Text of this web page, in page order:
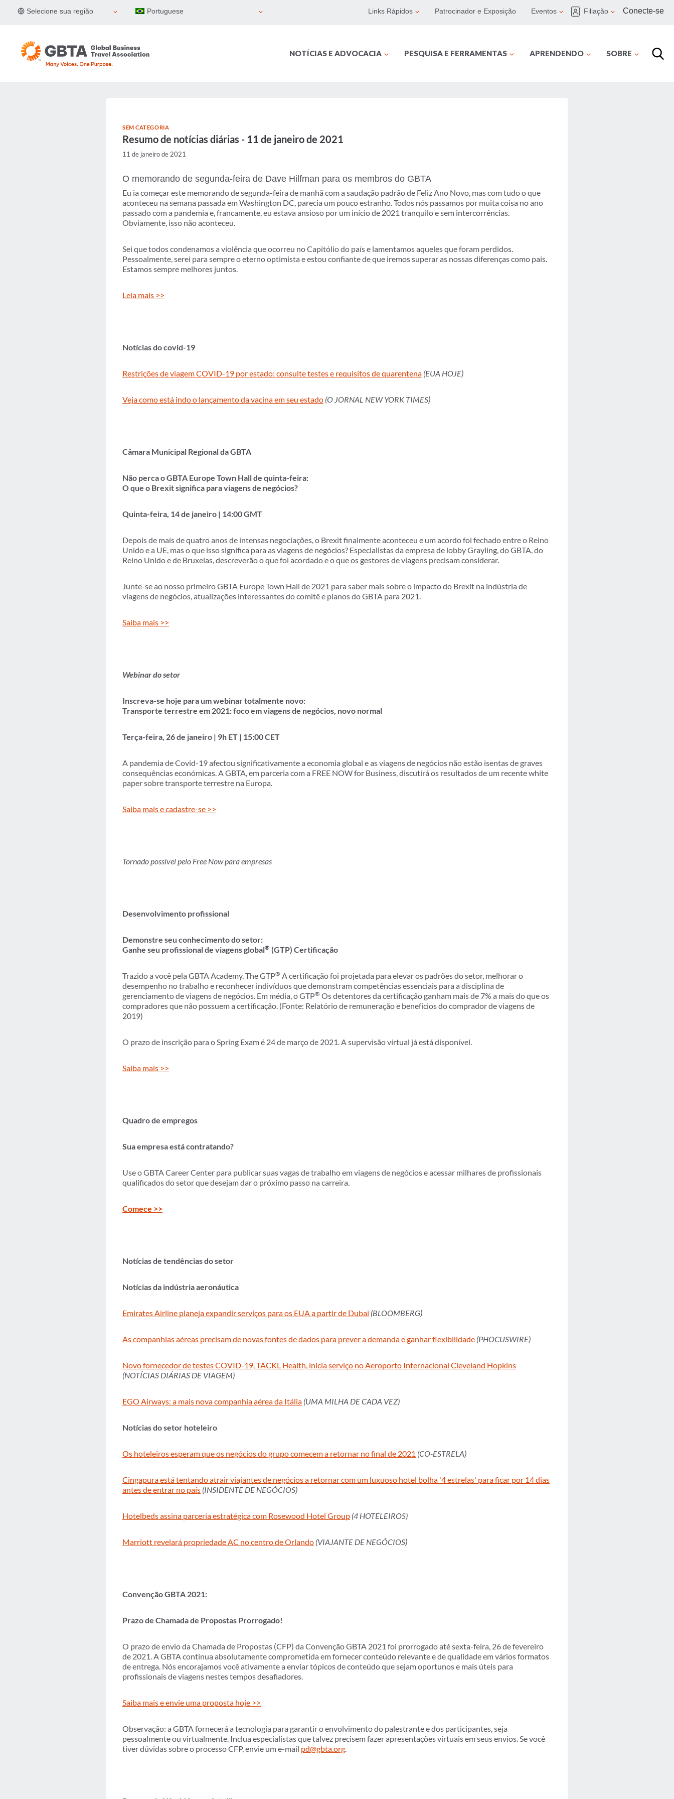
Selecione sua região Portuguese Links Rápidos Patrocinador e Exposição Eventos Filiação Conecte-se
NOTÍCIAS E ADVOCACIA PESQUISA E FERRAMENTAS APRENDENDO SOBRE
SEM CATEGORIA
Resumo de notícias diárias - 11 de janeiro de 2021
11 de janeiro de 2021
O memorando de segunda-feira de Dave Hilfman para os membros do GBTA
Eu ia começar este memorando de segunda-feira de manhã com a saudação padrão de Feliz Ano Novo, mas com tudo o que
aconteceu na semana passada em Washington DC, parecia um pouco estranho. Todos nós passamos por muita coisa no ano
passado com a pandemia e, francamente, eu estava ansioso por um início de 2021 tranquilo e sem intercorrências.
Obviamente, isso não aconteceu.
Sei que todos condenamos a violência que ocorreu no Capitólio do país e lamentamos aqueles que foram perdidos.
Pessoalmente, serei para sempre o eterno optimista e estou confiante de que iremos superar as nossas diferenças como país.
Estamos sempre melhores juntos.
Leia mais >>
Notícias do covid-19
Restrições de viagem COVID-19 por estado: consulte testes e requisitos de quarentena (EUA HOJE)
Veja como está indo o lançamento da vacina em seu estado (O JORNAL NEW YORK TIMES)
Câmara Municipal Regional da GBTA
Não perca o GBTA Europe Town Hall de quinta-feira:
O que o Brexit significa para viagens de negócios?
Quinta-feira, 14 de janeiro | 14:00 GMT
Depois de mais de quatro anos de intensas negociações, o Brexit finalmente aconteceu e um acordo foi fechado entre o Reino
Unido e a UE, mas o que isso significa para as viagens de negócios? Especialistas da empresa de lobby Grayling, do GBTA, do
Reino Unido e de Bruxelas, descreverão o que foi acordado e o que os gestores de viagens precisam considerar.
Junte-se ao nosso primeiro GBTA Europe Town Hall de 2021 para saber mais sobre o impacto do Brexit na indústria de
viagens de negócios, atualizações interessantes do comitê e planos do GBTA para 2021.
Saiba mais >>
Webinar do setor
Inscreva-se hoje para um webinar totalmente novo:
Transporte terrestre em 2021: foco em viagens de negócios, novo normal
Terça-feira, 26 de janeiro | 9h ET | 15:00 CET
A pandemia de Covid-19 afectou significativamente a economia global e as viagens de negócios não estão isentas de graves
consequências económicas. A GBTA, em parceria com a FREE NOW for Business, discutirá os resultados de um recente white
paper sobre transporte terrestre na Europa.
Saiba mais e cadastre-se >>
Tornado possível pelo Free Now para empresas
Desenvolvimento profissional
Demonstre seu conhecimento do setor:
Ganhe seu profissional de viagens global® (GTP) Certificação
Trazido a você pela GBTA Academy, The GTP® A certificação foi projetada para elevar os padrões do setor, melhorar o
desempenho no trabalho e reconhecer indivíduos que demonstram competências essenciais para a disciplina de
gerenciamento de viagens de negócios. Em média, o GTP® Os detentores da certificação ganham mais de 7% a mais do que os
compradores que não possuem a certificação. (Fonte: Relatório de remuneração e benefícios do comprador de viagens de
2019)
O prazo de inscrição para o Spring Exam é 24 de março de 2021. A supervisão virtual já está disponível.
Saiba mais >>
Quadro de empregos
Sua empresa está contratando?
Use o GBTA Career Center para publicar suas vagas de trabalho em viagens de negócios e acessar milhares de profissionais
qualificados do setor que desejam dar o próximo passo na carreira.
Comece >>
Notícias de tendências do setor
Notícias da indústria aeronáutica
Emirates Airline planeja expandir serviços para os EUA a partir de Dubai (BLOOMBERG)
As companhias aéreas precisam de novas fontes de dados para prever a demanda e ganhar flexibilidade (PHOCUSWIRE)
Novo fornecedor de testes COVID-19, TACKL Health, inicia serviço no Aeroporto Internacional Cleveland Hopkins
(NOTÍCIAS DIÁRIAS DE VIAGEM)
EGO Airways: a mais nova companhia aérea da Itália (UMA MILHA DE CADA VEZ)
Notícias do setor hoteleiro
Os hoteleiros esperam que os negócios do grupo comecem a retornar no final de 2021 (CO-ESTRELA)
Cingapura está tentando atrair viajantes de negócios a retornar com um luxuoso hotel bolha '4 estrelas' para ficar por 14 dias
antes de entrar no país (INSIDENTE DE NEGÓCIOS)
Hotelbeds assina parceria estratégica com Rosewood Hotel Group (4 HOTELEIROS)
Marriott revelará propriedade AC no centro de Orlando (VIAJANTE DE NEGÓCIOS)
Convenção GBTA 2021:
Prazo de Chamada de Propostas Prorrogado!
O prazo de envio da Chamada de Propostas (CFP) da Convenção GBTA 2021 foi prorrogado até sexta-feira, 26 de fevereiro
de 2021. A GBTA continua absolutamente comprometida em fornecer conteúdo relevante e de qualidade em vários formatos
de entrega. Nós encorajamos você ativamente a enviar tópicos de conteúdo que sejam oportunos e mais úteis para
profissionais de viagens nestes tempos desafiadores.
Saiba mais e envie uma proposta hoje >>
Observação: a GBTA fornecerá a tecnologia para garantir o envolvimento do palestrante e dos participantes, seja
pessoalmente ou virtualmente. Inclua especialistas que talvez precisem fazer apresentações virtuais em seus envios. Se você
tiver dúvidas sobre o processo CFP, envie um e-mail pd@gbta.org.